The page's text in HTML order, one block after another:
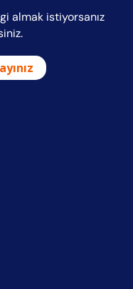
almak istiyorsanız